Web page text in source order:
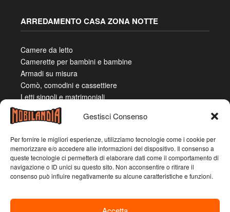
Gestisci Consenso
Per fornire le migliori esperienze, utilizziamo tecnologie come i cookie per
memorizzare e/o accedere alle informazioni del dispositivo. Il consenso a
queste tecnologie ci permetterà di elaborare dati come il comportamento di
navigazione o ID unici su questo sito. Non acconsentire o ritirare il
consenso può influire negativamente su alcune caratteristiche e funzioni.
ARREDAMENTO CASA ZONA NOTTE
Camere da letto
Camerette per bambini e bambine
Armadi su misura
Comò, comodini e cassettiere
Letti singoli e matrimoniali
Cucine angolari su misura
Cucine con isola
Cucine due lati